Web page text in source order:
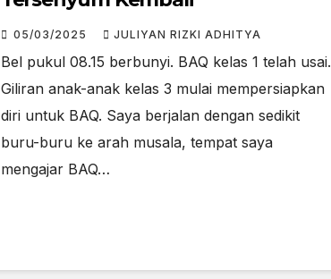
05/03/2025 JULIYAN RIZKI ADHITYA
Bel pukul 08.15 berbunyi. BAQ kelas 1 telah usai.
Giliran anak-anak kelas 3 mulai mempersiapkan
diri untuk BAQ. Saya berjalan dengan sedikit
buru-buru ke arah musala, tempat saya
mengajar BAQ…